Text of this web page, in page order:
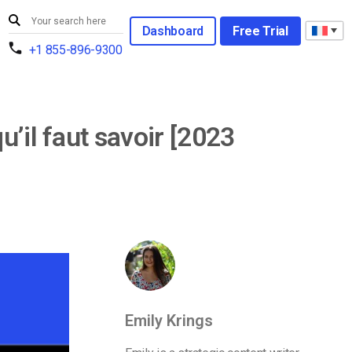
+1 855-896-9300
Dashboard Free Trial
faut savoir [2023
Emily Krings